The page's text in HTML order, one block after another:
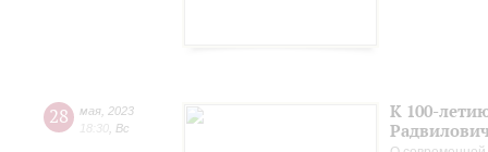
28 мая 2023
18:30 Вс
К 100-